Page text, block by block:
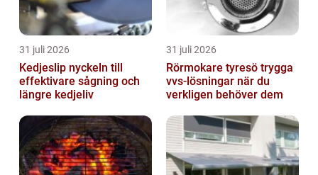
31 juli 2026
Kedjeslip nyckeln till
effektivare sågning och
längre kedjeliv
31 juli 2026
Rörmokare tyresö trygga
vvs-lösningar när du
verkligen behöver dem